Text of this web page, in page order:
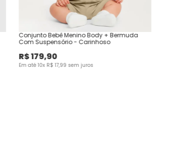
Conjunto Bebê Menino Body + Bermuda
Com Suspensório - Carinhoso
R$179,90
Em até10x R$ 17,99 sem juros